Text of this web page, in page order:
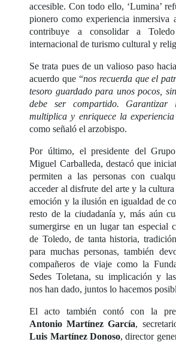
accesible. Con todo ello, ‘Lumina’
pionero como experiencia inmersiva
contribuye a consolidar a
internacional de turismo cultural y
Se trata pues de un valioso paso
acuerdo que “nos recuerda que el
tesoro guardado para unos pocos,
debe ser compartido. Garantizar
multiplica y enriquece la
como señaló el arzobispo.
Por último, el presidente del
Miguel Carballeda, destacó que
permiten a las personas con
acceder al disfrute del arte y la
emoción y la ilusión en igualdad de
resto de la ciudadanía y, más aún
sumergirse en un lugar tan especial
de Toledo, de tanta historia,
para muchas personas, también
compañeros de viaje como la
Sedes Toletana, su implicación y
nos han dado, juntos lo hacemos
El acto también contó con la
Antonio Martínez García,
Luis Martínez Donoso, director